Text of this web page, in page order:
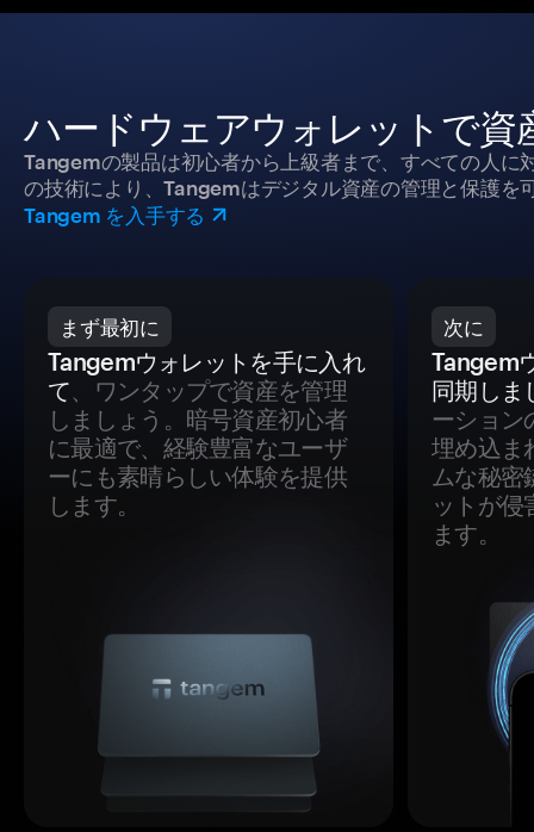
ハードウェアウォレットで資
Tangemの製品は初心者から上級者まで、すべての人に
の技術により、Tangemはデジタル資産の管理と保護を
Tangem を入手する
まず最初に
Tangemウォレットを手に入れ
て、ワンタップで資産を管理
しましょう。暗号資産初心者
に最適で、経験豊富なユーザ
ーにも素晴らしい体験を提供
します。
次に
Tangem
同期しま
ーション
埋め込ま
ムな秘密
ットが侵
ます。